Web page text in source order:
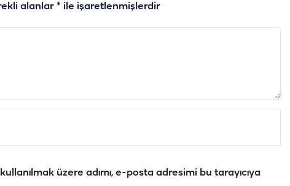
alanlar * ile işaretlenmişlerdir
üzere adımı, e-posta adresimi bu tarayıcıya